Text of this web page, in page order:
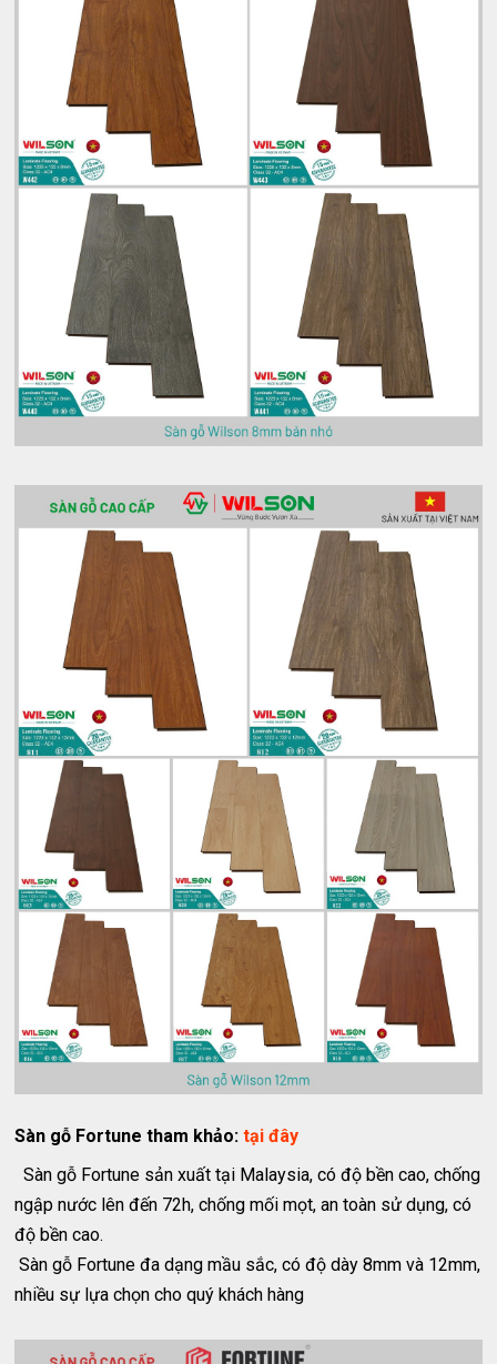
Sàn gỗ Fortune tham khảo: tại đây
Sàn gỗ Fortune sản xuất tại Malaysia, có độ bền cao, chống
ngập nước lên đến 72h, chống mối mọt, an toàn sử dụng, có
độ bền cao.
Sàn gỗ Fortune đa dạng mầu sắc, có độ dày 8mm và 12mm,
nhiều sự lựa chọn cho quý khách hàng